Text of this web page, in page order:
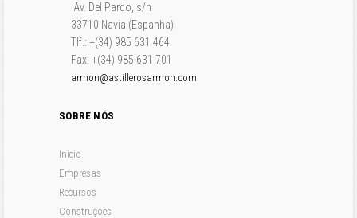
Av. Del Pardo, s/n
33710 Navia (Espanha)
Tlf.: +(34) 985 631 464
Fax: +(34) 985 631 701
armon@astillerosarmon.com
SOBRE NÓS
Início
Empresas
Recursos
Construções